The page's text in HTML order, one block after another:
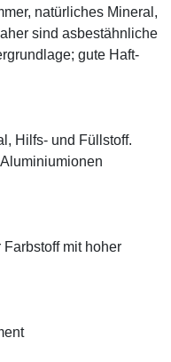
natürliches Mineral,
sind asbestähnliche
gute Haft-
Hilfs- und Füllstoff.
mit hoher